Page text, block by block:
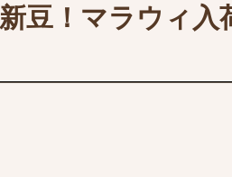
新豆！マラウィ入